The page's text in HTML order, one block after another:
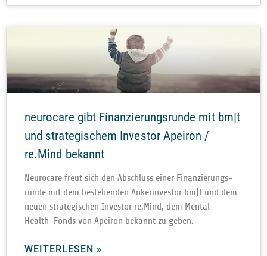
neurocare gibt Finanzierungsrunde mit bm|t
und strategischem Investor Apeiron /
re.Mind bekannt
Neu­ro­care freut sich den Abschluss einer Finan­zie­rungs­
runde mit dem bestehen­den Anker­in­ves­tor bm|t und dem
neuen stra­te­gi­schen Inves­tor re.Mind, dem Men­tal-
Health-Fonds von Apei­ron bekannt zu geben.
WEITERLESEN »